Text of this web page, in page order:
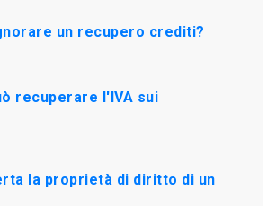
un recupero crediti?
recuperare l'IVA sui
la proprietà di diritto di un